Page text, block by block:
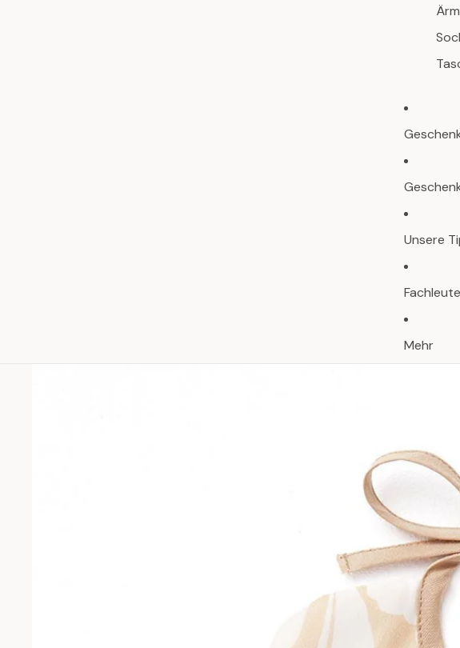
Unsere
Fachleute
Mehr